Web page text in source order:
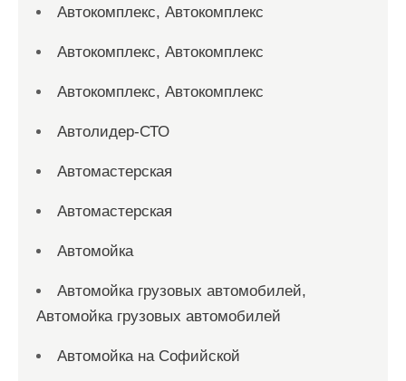
Автокомплекс, Автокомплекс
Автокомплекс, Автокомплекс
Автокомплекс, Автокомплекс
Автолидер-СТО
Автомастерская
Автомастерская
Автомойка
Автомойка грузовых автомобилей,
Автомойка грузовых автомобилей
Автомойка на Софийской